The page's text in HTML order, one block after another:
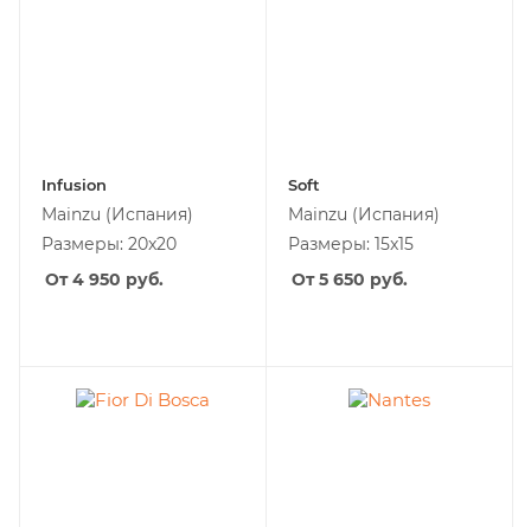
Infusion
Mainzu (Испания)
Размеры: 20x20
От 4 950 руб.
Soft
Mainzu (Испания)
Размеры: 15x15
От 5 650 руб.